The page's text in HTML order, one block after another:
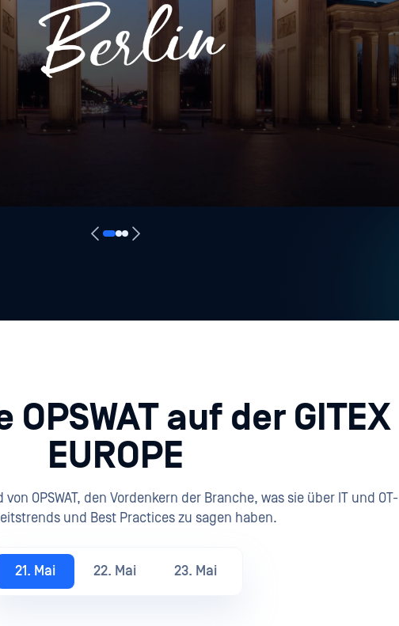
OPSWAT auf der GITEX
EUROPE
OPSWAT, den Vordenkern der Branche, was sie über IT und OT-
und Best Practices zu sagen haben.
21. Mai 22. Mai 23. Mai